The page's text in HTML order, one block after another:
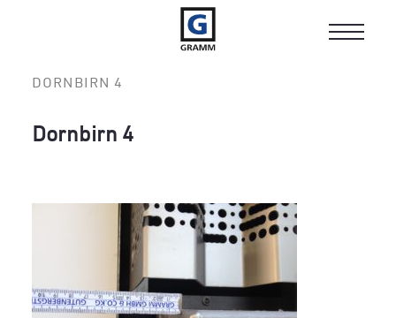
Toggle
DORNBIRN 4
Dornbirn 4